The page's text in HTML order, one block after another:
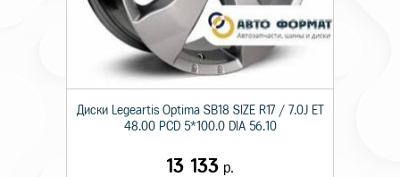
Диски Legeartis Optima SB18 SIZE R17 / 7.0J ET
48.00 PCD 5*100.0 DIA 56.10
13 133 р.